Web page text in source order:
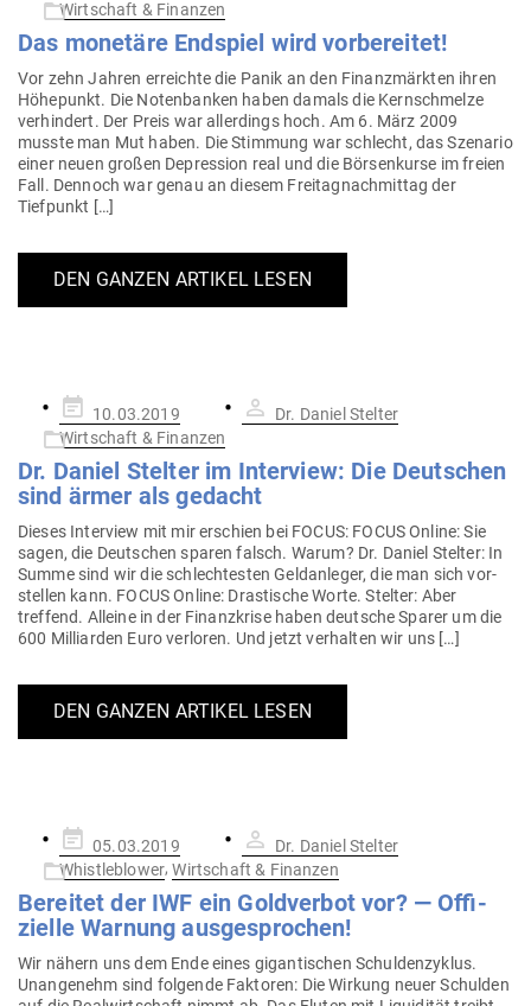
Wirtschaft & Finanzen
Das monetäre End­spiel wird vorbereitet!
Vor zehn Jahren erreichte die Panik an den Finanz­märkten ihren
Höhe­punkt. Die Noten­banken haben damals die Kern­schmelze
ver­hindert. Der Preis war aller­dings hoch. Am 6. März 2009
musste man Mut haben. Die Stimmung war schlecht, das Sze­nario
einer neuen großen Depression real und die Bör­sen­kurse im freien
Fall. Dennoch war genau an diesem Frei­tag­nach­mittag der
Tiefpunkt […]
DEN GANZEN ARTIKEL LESEN
Gepostet
am
10.03.2019
Dr. Daniel Stelter
Wirtschaft & Finanzen
Dr. Daniel Stelter im Interview: Die Deut­schen
sind ärmer als gedacht
Dieses Interview mit mir erschien bei FOCUS: FOCUS Online: Sie
sagen, die Deut­schen sparen falsch. Warum? Dr. Daniel Stelter: In
Summe sind wir die schlech­testen Geld­an­leger, die man sich vor­
stellen kann. FOCUS Online: Dras­tische Worte. Stelter: Aber
treffend. Alleine in der Finanz­krise haben deutsche Sparer um die
600 Mil­li­arden Euro ver­loren. Und jetzt ver­halten wir uns […]
DEN GANZEN ARTIKEL LESEN
Gepostet
am
05.03.2019
Dr. Daniel Stelter
Whistleblower,Wirtschaft & Finanzen
Bereitet der IWF ein Gold­verbot vor? — Offi­
zielle Warnung ausgesprochen!
Wir nähern uns dem Ende eines gigan­ti­schen Schul­den­zyklus.
Unan­genehm sind fol­gende Fak­toren: Die Wirkung neuer Schulden